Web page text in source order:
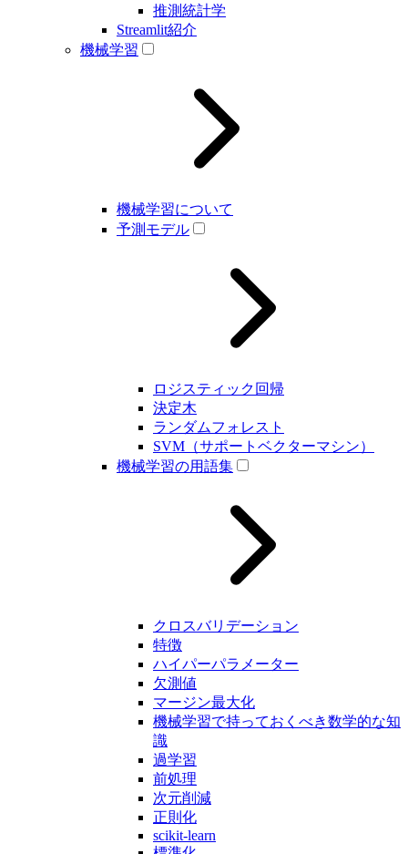
推測統計学
Streamlit紹介
機械学習
機械学習について
予測モデル
ロジスティック回帰
決定木
ランダムフォレスト
SVM（サポートベクターマシン）
機械学習の用語集
クロスバリデーション
特徴
ハイパーパラメーター
欠測値
マージン最大化
機械学習で持っておくべき数学的な知
識
過学習
前処理
次元削減
正則化
scikit-learn